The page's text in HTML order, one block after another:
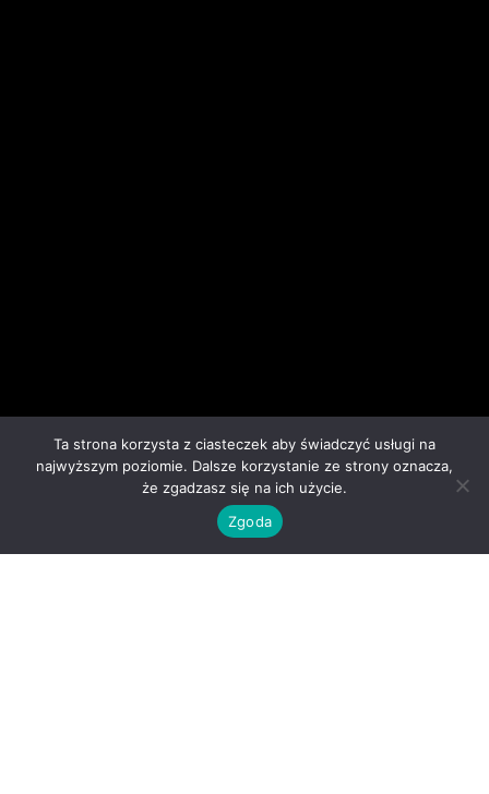
Ta strona korzysta z ciasteczek aby świadczyć usługi na
najwyższym poziomie. Dalsze korzystanie ze strony oznacza,
że zgadzasz się na ich użycie.
Zgoda